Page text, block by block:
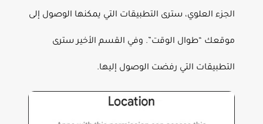
الجزء العلوي، سترى التطبيقات التي يمكنها الوصول إلى
موقعك “طوال الوقت”. وفي القسم الأخير سترى
التطبيقات التي رفضت الوصول إليها.